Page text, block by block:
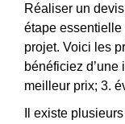
Réaliser un
étape essentielle
projet. Voici les
bénéficiez
meilleur prix; 3.
Il existe